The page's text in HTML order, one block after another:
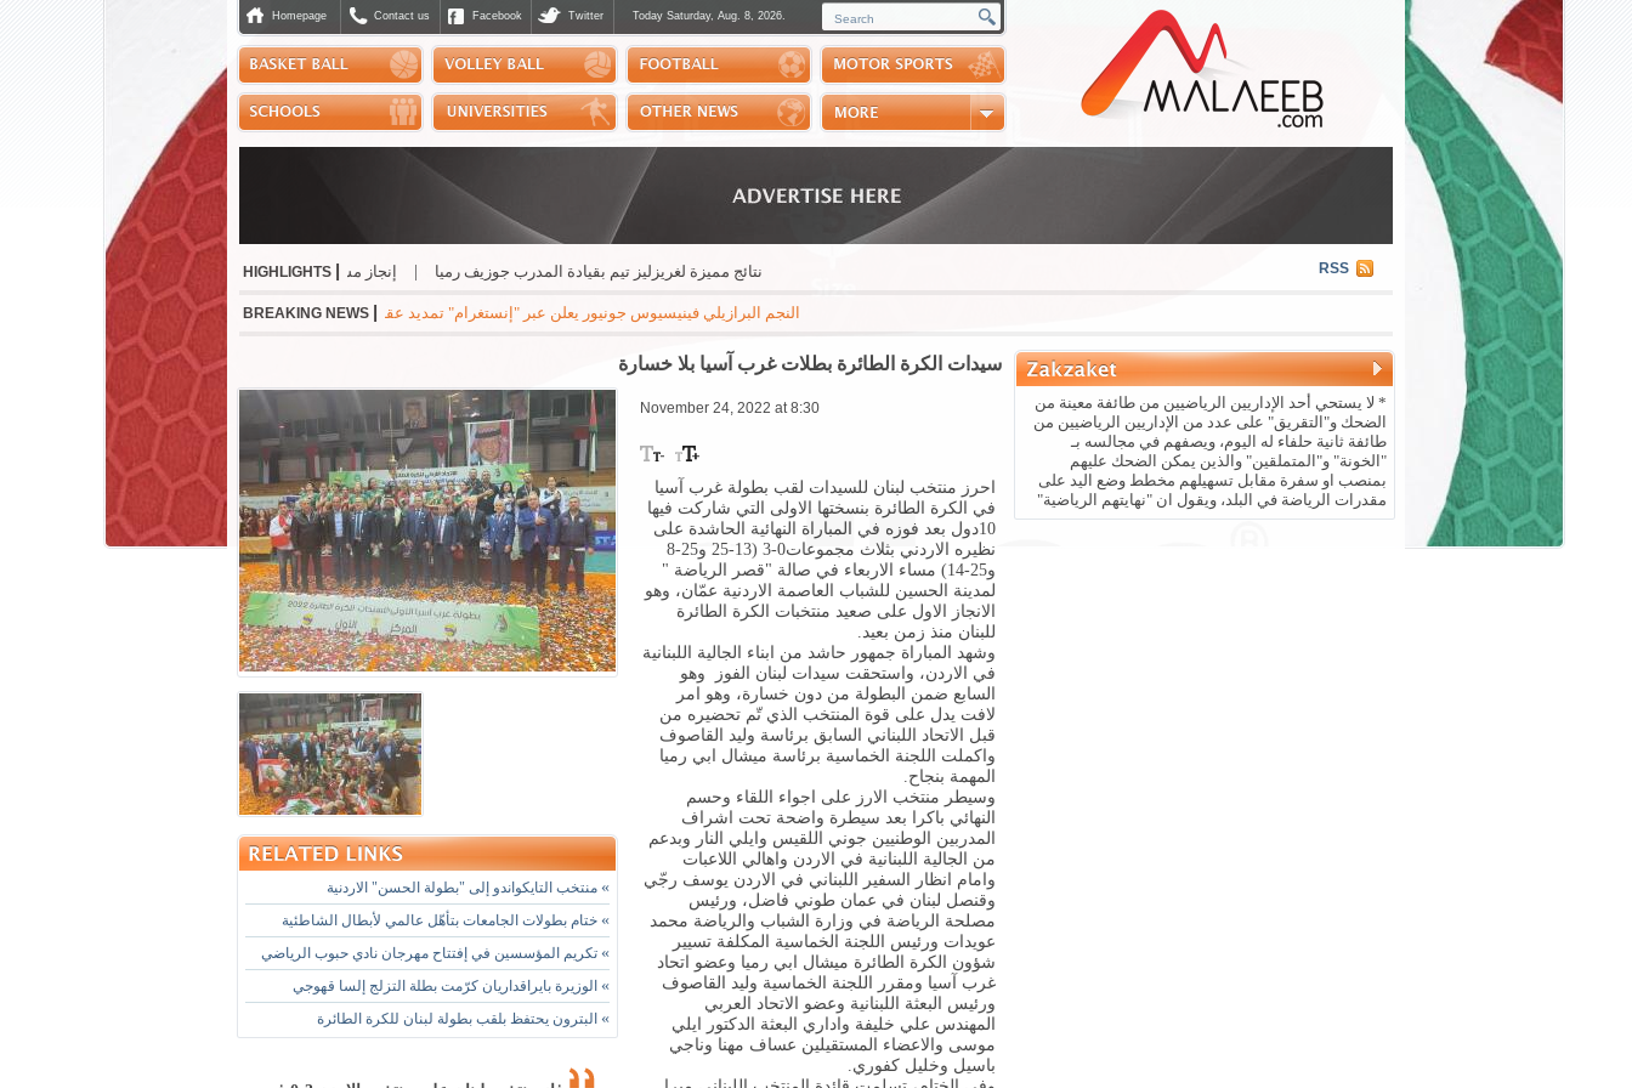
Homepage Contact us Facebook Twitter Today Saturday, Aug. 8, 2026.
Polls
Scores
Handball
HIGHLIGHTS |
إنجاز مشرّف للبنان دولياً في رياضة الجوجيتسو | نتائج مميزة لغريزليز تيم بقيادة المدرب جوزيف رميا RSS
BREAKING NEWS |
النجم البرازيلي فينيسيوس جونيور يعلن عبر "إنستغرام" تمديد عقده مع ريال مدريد الاسباني لست سنوات مقبلة براتب سنوي بقيمة 24 مليون يورو
سيدات الكرة الطائرة بطلات غرب آسيا بلا خسارة
» منتخب التايكواندو إلى "بطولة الحسن" الاردنية
» ختام بطولات الجامعات بتأهّل عالمي لأبطال الشاطئية
» تكريم المؤسسين في إفتتاح مهرجان نادي حبوب الرياضي
» الوزيرة بايراقداريان كرّمت بطلة التزلج إلسا قهوجي
» البترون يحتفظ بلقب بطولة لبنان للكرة الطائرة
November 24, 2022 at 8:30
احرز منتخب لبنان للسيدات لقب بطولة غرب آسيا
في الكرة الطائرة بنسختها الاولى التي شاركت فيها
10دول بعد فوزه في المباراة النهائية الحاشدة على
نظيره الاردني بثلاث مجموعات
3-0 (25-13 و25-8
و25-14)
مساء الاربعاء في صالة "قصر الرياضة "
لمدينة الحسين للشباب العاصمة الاردنية عمّان، وهو
الانجاز الاول على صعيد منتخبات الكرة الطائرة
للبنان منذ زمن بعيد.
وشهد المباراة جمهور حاشد من ابناء الجالية اللبنانية
في الاردن، واستحقت سيدات لبنان الفوز وهو
السابع ضمن البطولة من دون خسارة، وهو امر
لافت يدل على قوة المنتخب الذي تّم تحضيره من
قبل الاتحاد اللبناني السابق برئاسة وليد القاصوف
واكملت اللجنة الخماسية برئاسة ميشال ابي رميا
المهمة بنجاح.
وسيطر منتخب الارز على اجواء اللقاء وحسم
النهائي باكرا بعد سيطرة واضحة تحت اشراف
المدربين الوطنيين جوني اللقيس وايلي النار وبدعم
من الجالية اللبنانية في الاردن واهالي اللاعبات
وامام انظار السفير اللبناني في الاردن يوسف رجّي
وقنصل لبنان في عمان طوني فاضل، ورئيس
مصلحة الرياضة في وزارة الشباب والرياضة محمد
عويدات ورئيس اللجنة الخماسية المكلفة تسيير
شؤون الكرة الطائرة ميشال ابي رميا وعضو اتحاد
غرب آسيا ومقرر اللجنة الخماسية وليد القاصوف
ورئيس البعثة اللبنانية وعضو الاتحاد العربي
المهندس علي خليفة واداري البعثة الدكتور ايلي
موسى والاعضاء المستقيلين عساف مهنا وناجي
باسيل وخليل كفوري.
* لا يستحي أحد الإداريين الرياضيين من طائفة معينة من
الضحك و"التقريق" على عدد من الإداريين الرياضيين من
طائفة ثانية حلفاء له اليوم، ويصفهم في مجالسه بـ
"الخونة" و"المتملقين" والذين يمكن الضحك عليهم
بمنصب او سفرة مقابل تسهيلهم مخطط وضع اليد على
مقدرات الرياضة في البلد، ويقول ان "نهايتهم الرياضية"